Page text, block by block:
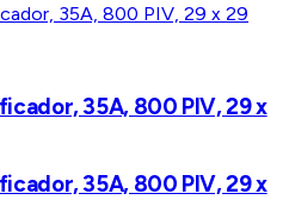
35A, 800 PIV, 29 x
35A, 800 PIV, 29 x